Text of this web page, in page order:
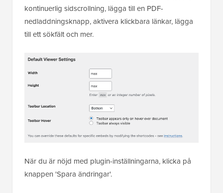
kontinuerlig sidscrollning, lägga till en PDF-
nedladdningsknapp, aktivera klickbara länkar, lägga
till ett sökfält och mer.
När du är nöjd med plugin-inställningarna, klicka på
knappen 'Spara ändringar'.